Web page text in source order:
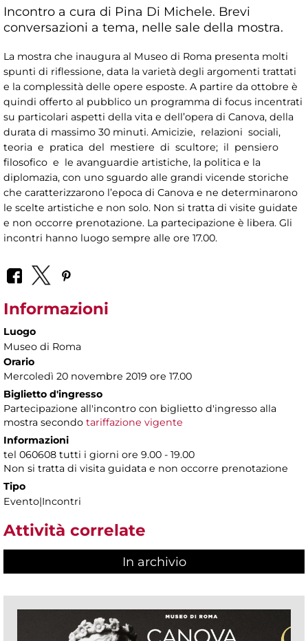
Incontro a cura di Pina Di Michele. Brevi
conversazioni a tema, nelle sale della mostra.
La mostra che inaugura al Museo di Roma presenta molti
spunti di riflessione, data la varietà degli argomenti trattati
e la complessità delle opere esposte. A partire da ottobre è
quindi offerto al pubblico un programma di focus incentrati
su particolari aspetti della vita e dell’opera di Canova, della
durata di massimo 30 minuti. Amicizie, relazioni sociali,
teoria e pratica del mestiere di scultore; il pensiero
filosofico e le avanguardie artistiche, la politica e la
diplomazia, con uno sguardo alle grandi vicende storiche
che caratterizzarono l’epoca di Canova e ne determinarono
le scelte artistiche e non solo. Non si tratta di visite guidate
e non occorre prenotazione. La partecipazione è libera. Gli
incontri hanno luogo sempre alle ore 17.00.
Informazioni
Luogo
Museo di Roma
Orario
Mercoledì 20 novembre 2019 ore 17.00
Biglietto d'ingresso
Partecipazione all'incontro con biglietto d'ingresso alla
mostra secondo tariffazione vigente
Informazioni
tel 060608 tutti i giorni ore 9.00 - 19.00
Non si tratta di visita guidata e non occorre prenotazione
Tipo
Evento|Incontri
Attività correlate
In archivio